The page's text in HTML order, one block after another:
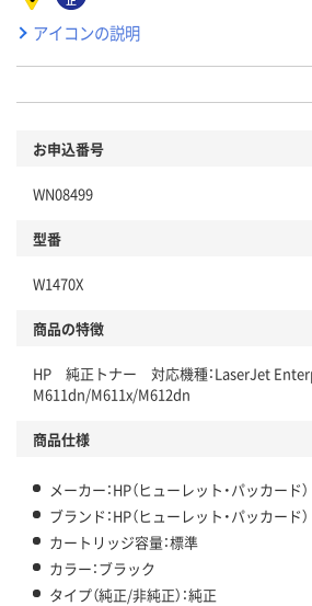
アイコンの説明
お申込番号
WN08499
型番
W1470X
商品の特徴
HP 純正トナー 対応機種：LaserJet
M611dn/M611x/M612dn
商品仕様
メーカー：HP（ヒューレット・パッカード）
ブランド：HP（ヒューレット・パッカード）
カートリッジ容量：標準
カラー：ブラック
タイプ（純正/非純正）：純正